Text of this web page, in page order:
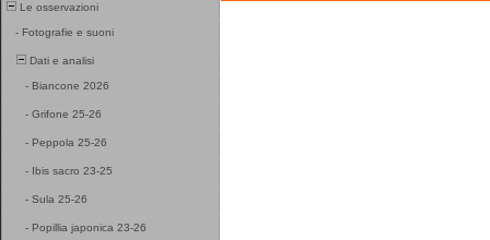
Le osservazioni
- Fotografie e suoni
Dati e analisi
- Biancone 2026
- Grifone 25-26
- Peppola 25-26
- Ibis sacro 23-25
- Sula 25-26
- Popillia japonica 23-26